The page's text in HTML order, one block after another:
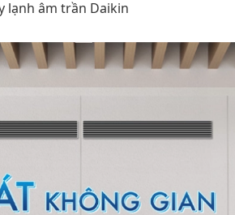
lạnh âm trần Daikin